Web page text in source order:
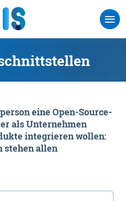
eine Open-Source-
als Unternehmen
integrieren wollen:
stehen allen